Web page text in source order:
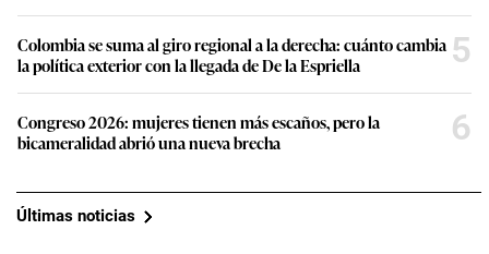
Colombia se suma al giro regional a la derecha: cuánto cambia
la política exterior con la llegada de De la Espriella
5
Congreso 2026: mujeres tienen más escaños, pero la
bicameralidad abrió una nueva brecha
6
Últimas noticias